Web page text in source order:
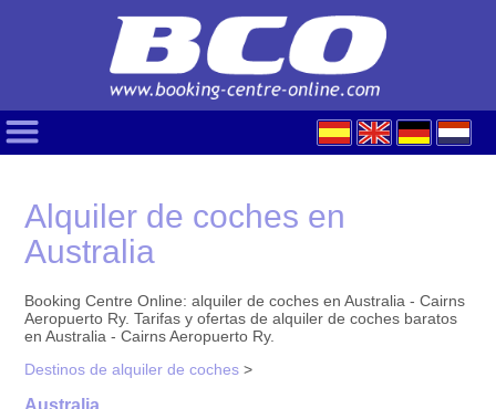
Alquiler de coches en
Australia
Booking Centre Online: alquiler de coches en Australia - Cairns
Aeropuerto Ry. Tarifas y ofertas de alquiler de coches baratos
en Australia - Cairns Aeropuerto Ry.
Destinos de alquiler de coches >
Australia